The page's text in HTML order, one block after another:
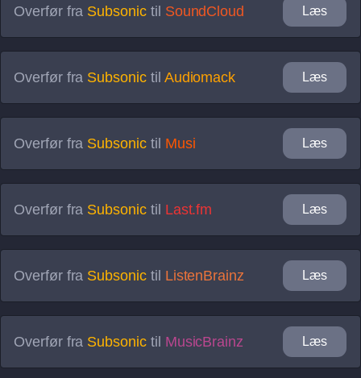
Overfør fra Subsonictil SoundCloud Læs
Overfør fra Subsonictil Audiomack Læs
Overfør fra Subsonictil Musi Læs
Overfør fra Subsonictil Last.fm Læs
Overfør fra Subsonictil ListenBrainz Læs
Overfør fra Subsonictil MusicBrainz Læs